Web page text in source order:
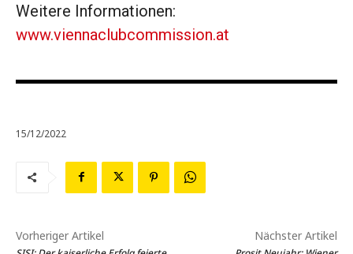
Weitere Informationen:
www.viennaclubcommission.at
15/12/2022
Vorheriger Artikel Nächster Artikel